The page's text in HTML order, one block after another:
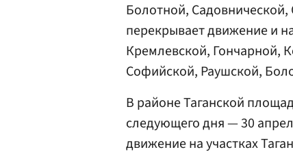
Болотной,
перекрывает движение и
Кремлевской, Гончарной,
Софийской, Раушской,
В районе Таганской
следующего дня — 30
движение на участках